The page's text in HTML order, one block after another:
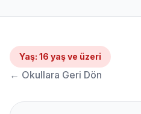
Yaş: 16 yaş ve üzeri
← Okullara Geri Dön